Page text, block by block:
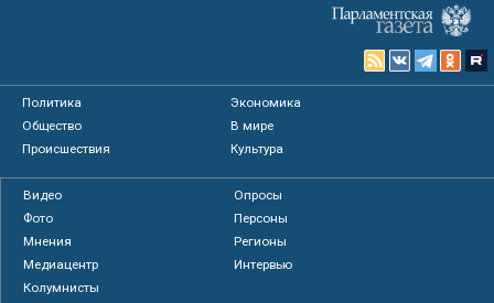
Политика
Экономика
Общество
В мире
Происшествия
Культура
Видео
Опросы
Фото
Персоны
Мнения
Регионы
Медиацентр
Интервью
Колумнисты